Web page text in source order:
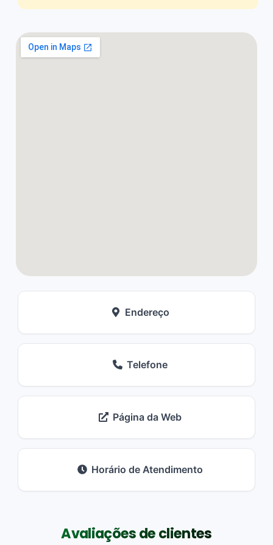
Endereço
Telefone
Página da Web
Horário de Atendimento
Avaliações de clientes